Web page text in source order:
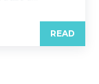
READ